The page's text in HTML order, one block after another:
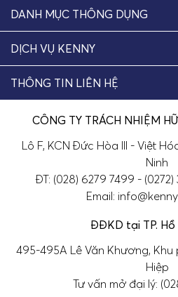
DANH MỤC THÔNG DỤNG
DỊCH VỤ KENNY
THÔNG TIN LIÊN HỆ
CÔNG TY TRÁCH NHIỆM
Lô F, KCN Đức Hòa III - Việt
Ninh
ĐT: (028) 6279 7499 -
Email:
ĐĐKD tại TP. Hồ
495-495A Lê Văn Khương,
Hiệp
Tư vấn mở đại lý: